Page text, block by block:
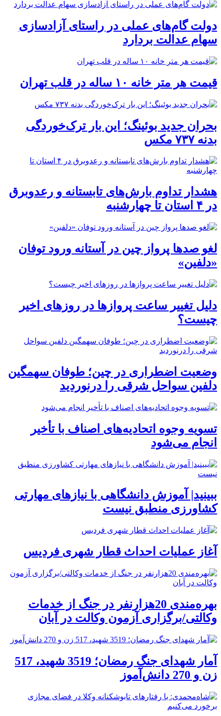
دولت گام‌های عملی در راستای آزادسازی
سهام عدالت بردارد
قیمت هر متر خانه ۱۰ ساله در قلب تهران
بحران جدید بوئینگ؛ این بار ترک‌خوردگی
بدنه ۷۳۷ مکس
هشدار تداوم بارش‌های تابستانه و رعدوبرق
در ۴ استان تا چهارشنبه
لغو صدها پرواز چین در آستانه ورود توفان
«دلفین»
دلیل تغییر ساعت پروازها در روزهای اخیر
چیست؟
وضعیت اضطراری در چین؛ طوفان سهمگین
دلفین سواحل شرقی را درنوردید
تسویه وجوه اتحادیه‌های اصناف با تأخیر
انجام می‌شود
ببینید| آموزش دانشگاهی با نیازهای مهارتی
کشاورزی منطبق نیست
آغاز عملیات احداث قطار شهری فردیس
بهره‌مندی 20هزارنفر در جنگ از خدمات
وکالتی/برگزاری آزمون وکالت در آبان
آمار شهدای جنگ رمضان؛ 3519 شهید، 517
زن و 270 دانش‌آموز